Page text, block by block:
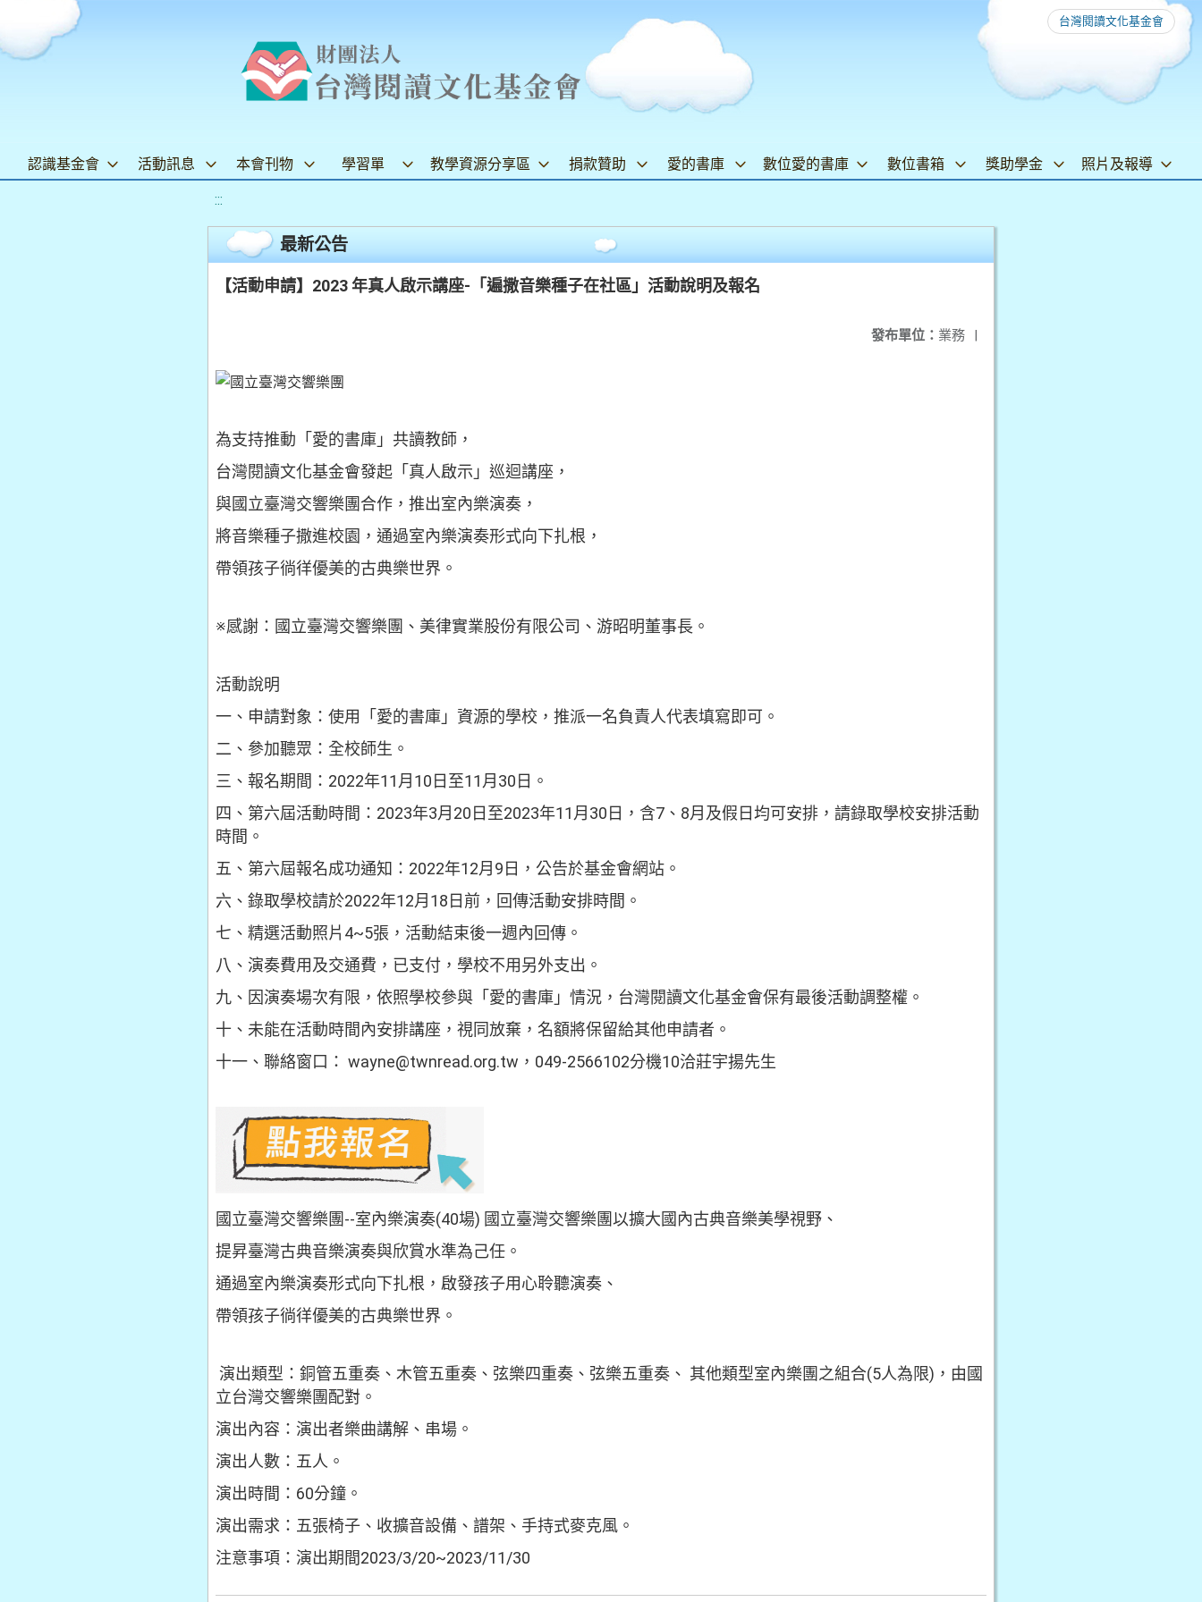
台灣閱讀文化基金會
認識基金會 活動訊息 本會刊物 學習單 教學資源分享區 捐款贊助 愛的書庫 數位愛的書庫 數位書箱 獎助學金 照片及報導
:::
最新公告
【活動申請】2023 年真人啟示講座-「遍撒音樂種子在社區」活動說明及報名
發布單位： 業務 |
為支持推動「愛的書庫」共讀教師，
台灣閱讀文化基金會發起「真人啟示」巡迴講座，
與國立臺灣交響樂團合作，推出室內樂演奏，
將音樂種子撒進校園，通過室內樂演奏形式向下扎根，
帶領孩子徜徉優美的古典樂世界。
※感謝：國立臺灣交響樂團、美律實業股份有限公司、游昭明董事長。
活動說明
一、申請對象：使用「愛的書庫」資源的學校，推派一名負責人代表填寫即可。
二、參加聽眾：全校師生。
三、報名期間：2022年11月10日至11月30日。
四、第六屆活動時間：2023年3月20日至2023年11月30日，含7、8月及假日均可安排，請錄取學校安排活動
時間。
五、第六屆報名成功通知：2022年12月9日，公告於基金會網站。
六、錄取學校請於2022年12月18日前，回傳活動安排時間。
七、精選活動照片4~5張，活動結束後一週內回傳。
八、演奏費用及交通費，已支付，學校不用另外支出。
九、因演奏場次有限，依照學校參與「愛的書庫」情況，台灣閱讀文化基金會保有最後活動調整權。
十、未能在活動時間內安排講座，視同放棄，名額將保留給其他申請者。
十一、聯絡窗口： wayne@twnread.org.tw，049-2566102分機10洽莊宇揚先生
國立臺灣交響樂團--室內樂演奏(40場) 國立臺灣交響樂團以擴大國內古典音樂美學視野、
提昇臺灣古典音樂演奏與欣賞水準為己任。
通過室內樂演奏形式向下扎根，啟發孩子用心聆聽演奏、
帶領孩子徜徉優美的古典樂世界。
演出類型：銅管五重奏、木管五重奏、弦樂四重奏、弦樂五重奏、 其他類型室內樂團之組合(5人為限)，由國
立台灣交響樂團配對。
演出內容：演出者樂曲講解、串場。
演出人數：五人。
演出時間：60分鐘。
演出需求：五張椅子、收擴音設備、譜架、手持式麥克風。
注意事項：演出期間2023/3/20~2023/11/30